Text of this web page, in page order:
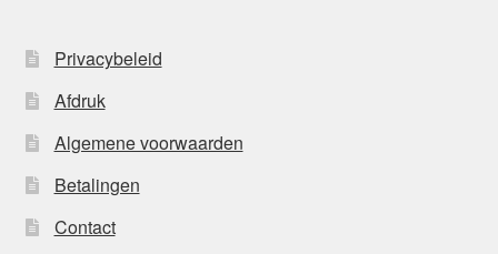
Privacybeleid
Afdruk
Algemene voorwaarden
Betalingen
Contact